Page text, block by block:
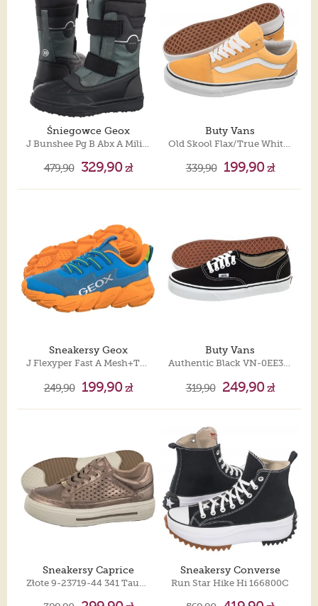
Śniegowce Geox
479,90 329,90zł
Buty Vans
Old Skool Flax/True White VN0A5KRFAVL1
339,90 199,90zł
Sneakersy Geox
J Flexyper Fast A Mesh+Trans Lt Blue/Orange J55N5A 0149J C0573
249,90 199,90zł
Buty Vans
Authentic Black VN-0EE3BLK
319,90 249,90zł
Sneakersy Caprice Sneakersy Converse
Run Star Hike Hi 166800C